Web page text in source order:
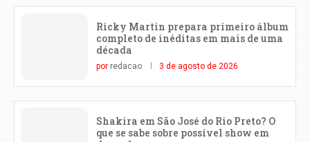
Ricky Martin prepara primeiro álbum
completo de inéditas em mais de uma
década
por redacao 3 de agosto de 2026
Shakira em São José do Rio Preto? O
que se sabe sobre possível show em